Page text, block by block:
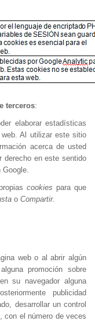
terceros:
elaborar estadísticas
Al utilizar este sitio
acerca de usted
derecho en este sentido
Google.
cookies para que
o Compartir.
web o al abrir algún
promoción sobre
su navegador alguna
publicidad
desarrollar un control
con el número de veces